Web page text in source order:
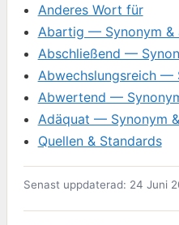
Anderes Wort für
Abartig — Synonym &
Abschließend —
Abwechslungsreich —
Abwertend —
Adäquat — Synonym
Quellen & Standards
Senast uppdaterad: 24 Juni